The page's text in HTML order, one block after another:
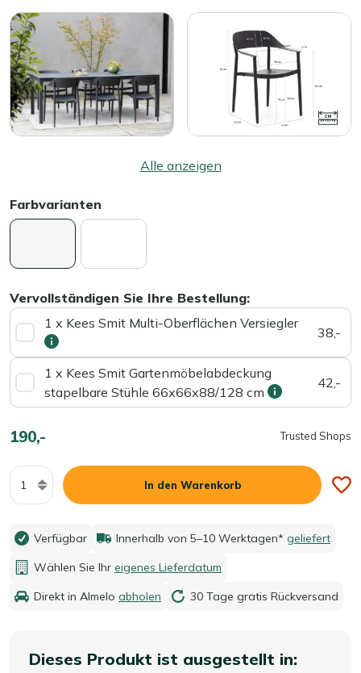
Alle anzeigen
Farbvarianten
Vervollständigen Sie Ihre Bestellung:
1 x Kees Smit Multi-Oberflächen Versiegler
38,-
1 x Kees Smit Gartenmöbelabdeckung
stapelbare Stühle 66x66x88/128 cm
42,-
190,- Trusted Shops
Menge
In den Warenkorb
Verfügbar Innerhalb von 5–10 Werktagen* geliefert
Wählen Sie Ihr eigenes Lieferdatum
Direkt in Almelo abholen 30 Tage gratis Rückversand
Dieses Produkt ist ausgestellt in: